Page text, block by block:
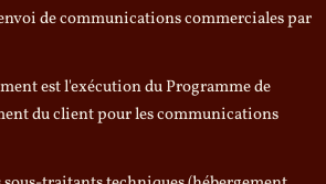
de communications commerciales par
est l'exécution du Programme de
du client pour les communications